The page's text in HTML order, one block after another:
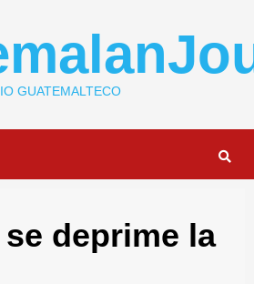
GUATEMALTECO
deprime la